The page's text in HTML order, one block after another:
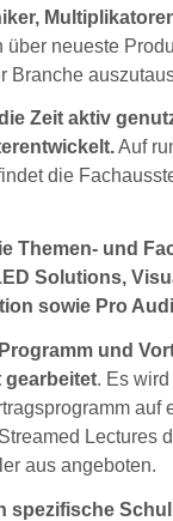
über neueste
Branche
Zeit aktiv
Auf
die
Themen- und
Solutions,
sowie Pro
und
. Es
auf
Lectures
aus angeboten.
spezifische